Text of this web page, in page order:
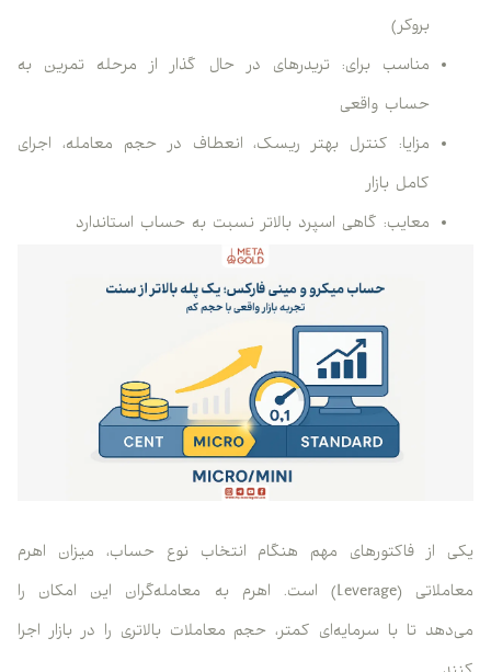
بروکر)
مناسب برای: تریدرهای در حال گذار از مرحله تمرین به
حساب واقعی
مزایا: کنترل بهتر ریسک، انعطاف در حجم معامله، اجرای
کامل بازار
معایب: گاهی اسپرد بالاتر نسبت به حساب استاندارد
یکی از فاکتورهای مهم هنگام انتخاب نوع حساب، میزان اهرم
معاملاتی (Leverage) است. اهرم به معامله‌گران این امکان را
می‌دهد تا با سرمایه‌ای کمتر، حجم معاملات بالاتری را در بازار اجرا